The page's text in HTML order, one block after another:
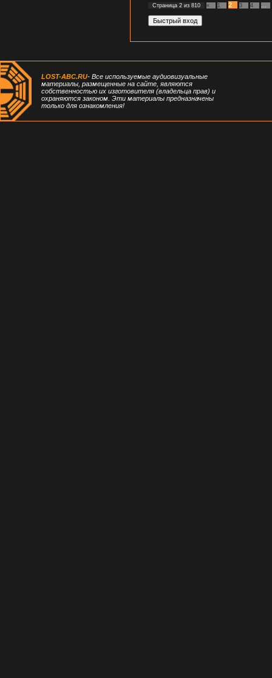
Страница 2 из 810 « 1 2 3 4
LOST-ABC.RU- Все используемые аудиовизуальные
материалы, размещенные на сайте, являются
собственностью их изготовителя (владельца прав) и
охраняются законом. Эти материалы предназначены
только для ознакомления!